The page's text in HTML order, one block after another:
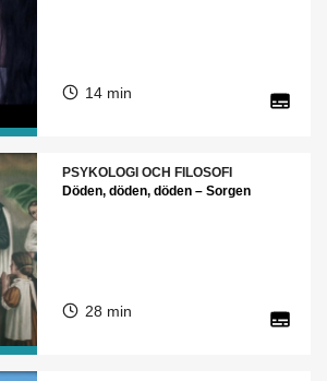
14 min
PSYKOLOGI OCH FILOSOFI
Döden, döden, döden – Sorgen
28 min